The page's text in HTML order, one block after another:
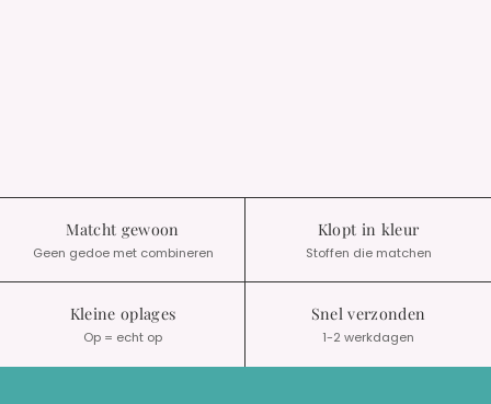
Matcht gewoon
Geen gedoe met combineren
Klopt in kleur
Stoffen die matchen
Kleine oplages
Op = echt op
Snel verzonden
1-2 werkdagen